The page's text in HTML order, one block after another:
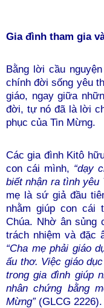
Gia đình tham gia
Bằng lời cầu
chính đời sống yêu
giáo, ngay giữa
đời, tự nó đã là lời
phục của Tin Mừng.
Các gia đình Kitô
con cái mình, “dạy
biết nhận ra tình yêu
mẹ là sứ giả đầu
nhằm giúp con cái
Chúa. Nhờ ân sủng
trách nhiệm và đặc
“Cha mẹ phải giáo
ấu thơ. Việc giáo
trong gia đình giúp
nhân chứng bằng
Mừng”(GLCG 2226).